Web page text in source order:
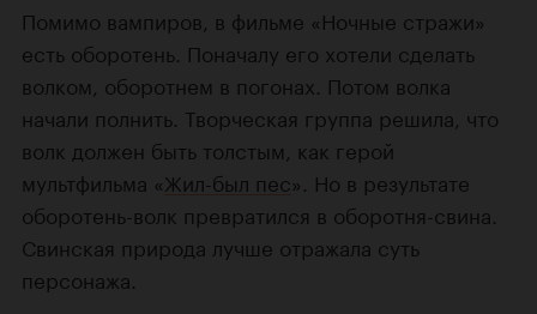
Помимо вампиров, в фильме «Ночные стражи»
есть оборотень. Поначалу его хотели сделать
волком, оборотнем в погонах. Потом волка
начали полнить. Творческая группа решила, что
волк должен быть толстым, как герой
мультфильма «Жил-был пес». Но в результате
оборотень-волк превратился в оборотня-свина.
Свинская природа лучше отражала суть
персонажа.